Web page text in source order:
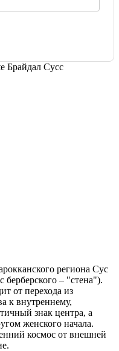
Брайдал Сусс
региона Сус
берберского – "стена").
от перехода из
к внутреннему,
знак центра, а
женского начала.
космос от внешней